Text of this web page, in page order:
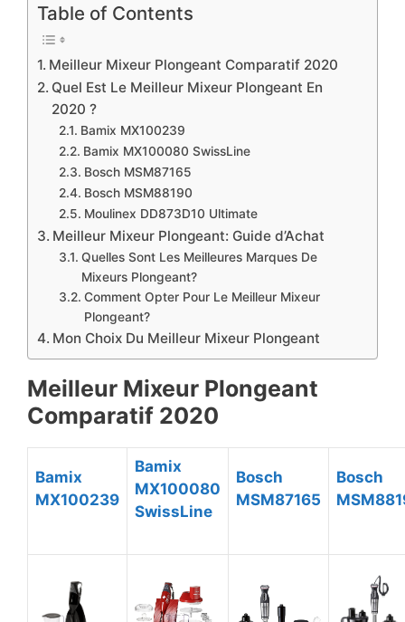
Table of Contents
Meilleur Mixeur Plongeant Comparatif 2020
Quel Est Le Meilleur Mixeur Plongeant En
2020 ?
Bamix MX100239
Bamix MX100080 SwissLine
Bosch MSM87165
Bosch MSM88190
Moulinex DD873D10 Ultimate
Meilleur Mixeur Plongeant: Guide d’Achat
Quelles Sont Les Meilleures Marques De
Mixeurs Plongeant?
Comment Opter Pour Le Meilleur Mixeur
Plongeant?
​Mon Choix Du Meilleur Mixeur Plongeant
Meilleur Mixeur Plongeant
Comparatif 2020
Bamix
MX100239
Bamix
MX100080
SwissLine
Bosch
MSM87165
Bosch